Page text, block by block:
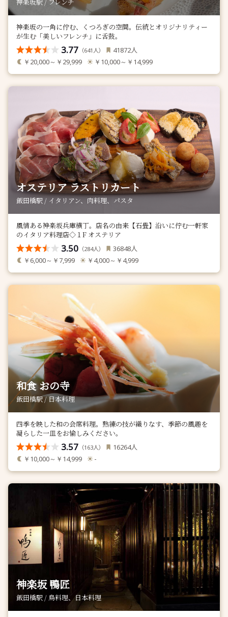
神楽坂の一角に佇む、くつろぎの空間。伝統とオリジナリティー
が生む「美しいフレンチ」に舌鼓。
3.77 （641 人） 41872人
￥20,000～￥29,999 ￥10,000～￥14,999
オステリア ラストリカート
飯田橋駅 / イタリアン、肉料理、パスタ
風情ある神楽坂兵庫横丁。店名の由来【石畳】沿いに佇む一軒家
のイタリア料理店◇１F オステリア
3.50 （284人） 36848人
￥6,000～￥7,999 ￥4,000～￥4,999
和食 おの寺
飯田橋駅 / 日本料理
四季を映した和の会席料理。熟練の技が織りなす、季節の風趣を
凝らした一皿をお愉しみください。
3.57 （163人） 16264人
￥10,000～￥14,999 -
神楽坂 鴨匠
飯田橋駅 / 鳥料理、日本料理